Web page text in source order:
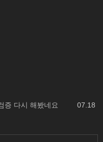
07.18
증 다시 해봤네요